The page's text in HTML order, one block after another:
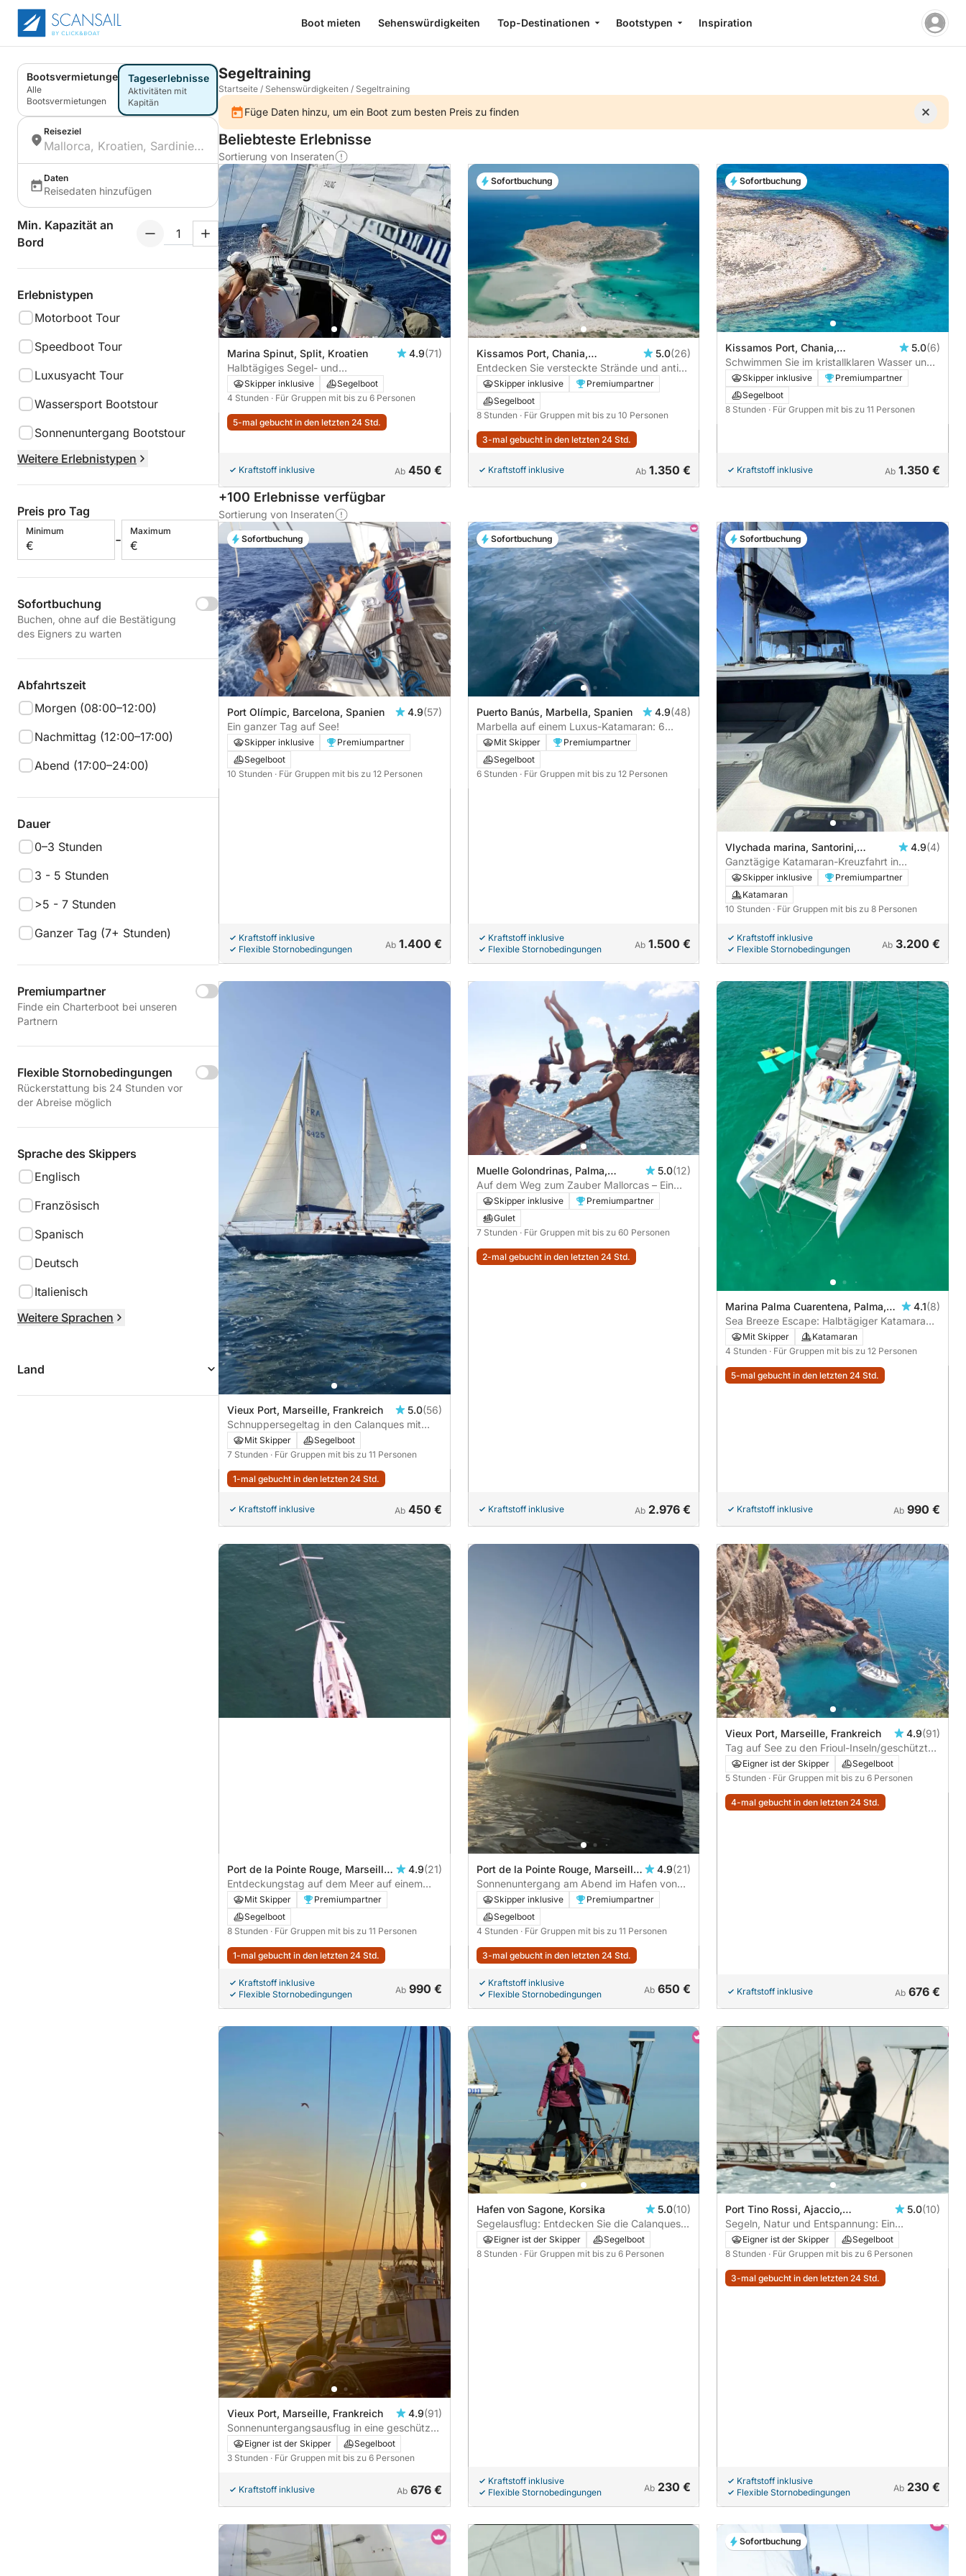
Boot mieten Sehenswürdigkeiten Top-Destinationen Bootstypen Inspiration
Bootsvermietungen
Alle
Bootsvermietungen
Tageserlebnisse
Aktivitäten mit
Kapitän
Reiseziel
Daten
Reisedaten hinzufügen
Min. Kapazität an
Bord
Erlebnistypen
Motorboot Tour
Speedboot Tour
Luxusyacht Tour
Wassersport Bootstour
Sonnenuntergang Bootstour
Weitere Erlebnistypen
Preis pro Tag
Minimum
€ -
Maximum
€
Sofortbuchung
Buchen, ohne auf die Bestätigung
des Eigners zu warten
Abfahrtszeit
Morgen (08:00–12:00)
Nachmittag (12:00–17:00)
Abend (17:00–24:00)
Dauer
0–3 Stunden
3 - 5 Stunden
>5 - 7 Stunden
Ganzer Tag (7+ Stunden)
Premiumpartner
Finde ein Charterboot bei unseren
Partnern
Flexible Stornobedingungen
Rückerstattung bis 24 Stunden vor
der Abreise möglich
Sprache des Skippers
Englisch
Französisch
Spanisch
Deutsch
Italienisch
Weitere Sprachen
Land
Segeltraining
Startseite / Sehenswürdigkeiten / Segeltraining
Füge Daten hinzu, um ein Boot zum besten Preis zu finden
Beliebteste Erlebnisse
Sortierung von Inseraten
Marina Spinut, Split, Kroatien 4.9(71)
Halbtägiges Segel- und
Schnorchelabenteuer: Čiovo, Altstadt,
Kasjuni
Skipper inklusive
Segelboot
4 Stunden · Für Gruppen mit bis zu 6 Personen
5-mal gebucht in den letzten 24 Std.
Kraftstoff inklusive Ab 450 €
Kissamos Port, Chania,
Griechenland
5.0(26)
Entdecken Sie versteckte Strände und antike
Aussichten auf einem entspannenden
Segeltörn
Skipper inklusive
Premiumpartner
Segelboot
8 Stunden · Für Gruppen mit bis zu 10 Personen
3-mal gebucht in den letzten 24 Std.
Kraftstoff inklusive Ab 1.350 €
Sofortbuchung
Kissamos Port, Chania,
Griechenland
5.0(6)
Schwimmen Sie im kristallklaren Wasser und
erkunden Sie die Schönheit von Balos und
Gramvousa
Skipper inklusive
Premiumpartner
Segelboot
8 Stunden · Für Gruppen mit bis zu 11 Personen
Kraftstoff inklusive Ab 1.350 €
Sofortbuchung
+100 Erlebnisse verfügbar
Sortierung von Inseraten
Port Olímpic, Barcelona, Spanien 4.9(57)
Ein ganzer Tag auf See!
Skipper inklusive
Premiumpartner
Segelboot
10 Stunden · Für Gruppen mit bis zu 12 Personen
Kraftstoff inklusive
Flexible Stornobedingungen
Ab 1.400 €
Sofortbuchung
Puerto Banús, Marbella, Spanien 4.9(48)
Marbella auf einem Luxus-Katamaran: 6
Stunden Natur und Landschaft
Mit Skipper
Premiumpartner
Segelboot
6 Stunden · Für Gruppen mit bis zu 12 Personen
Kraftstoff inklusive
Flexible Stornobedingungen
Ab 1.500 €
Sofortbuchung
Vlychada marina, Santorini,
Griechenland
4.9(4)
Ganztägige Katamaran-Kreuzfahrt in
Santorin – Erkunden, Schwimmen und
Speisen an Bord der Lagoon 450F
Skipper inklusive
Premiumpartner
Katamaran
10 Stunden · Für Gruppen mit bis zu 8 Personen
Kraftstoff inklusive
Flexible Stornobedingungen
Ab 3.200 €
Sofortbuchung
Vieux Port, Marseille, Frankreich 5.0(56)
Schnuppersegeltag in den Calanques mit
Badestopps.
Mit Skipper
Segelboot
7 Stunden · Für Gruppen mit bis zu 11 Personen
1-mal gebucht in den letzten 24 Std.
Kraftstoff inklusive Ab 450 €
Muelle Golondrinas, Palma,
Spanien
5.0(12)
Auf dem Weg zum Zauber Mallorcas – Ein
Tag an Bord der Rafael Verdera
Skipper inklusive
Premiumpartner
Gulet
7 Stunden · Für Gruppen mit bis zu 60 Personen
2-mal gebucht in den letzten 24 Std.
Kraftstoff inklusive Ab 2.976 €
Marina Palma Cuarentena, Palma,
Spanien
4.1(8)
Sea Breeze Escape: Halbtägiger Katamaran-
Charter in Palma de Mallorca
Mit Skipper
Katamaran
4 Stunden · Für Gruppen mit bis zu 12 Personen
5-mal gebucht in den letzten 24 Std.
Kraftstoff inklusive Ab 990 €
Port de la Pointe Rouge, Marseille,
Frankreich
4.9(21)
Entdeckungstag auf dem Meer auf einem
Segelboot: Calanques, Frioul oder Côte Bleue
Mit Skipper
Premiumpartner
Segelboot
8 Stunden · Für Gruppen mit bis zu 11 Personen
1-mal gebucht in den letzten 24 Std.
Kraftstoff inklusive
Flexible Stornobedingungen
Ab 990 €
Port de la Pointe Rouge, Marseille,
Frankreich
4.9(21)
Sonnenuntergang am Abend im Hafen von
Marseille
Skipper inklusive
Premiumpartner
Segelboot
4 Stunden · Für Gruppen mit bis zu 11 Personen
3-mal gebucht in den letzten 24 Std.
Kraftstoff inklusive
Flexible Stornobedingungen
Ab 650 €
Vieux Port, Marseille, Frankreich 4.9(91)
Tag auf See zu den Frioul-Inseln/geschützten
Buchten (alles inklusive). Abfahrtszeit Ihrer
Wahl
Eigner ist der Skipper
Segelboot
5 Stunden · Für Gruppen mit bis zu 6 Personen
4-mal gebucht in den letzten 24 Std.
Kraftstoff inklusive Ab 676 €
Vieux Port, Marseille, Frankreich 4.9(91)
Sonnenuntergangsausflug in eine geschützte
BuchtEigner ist der Skipper
Segelboot
3 Stunden · Für Gruppen mit bis zu 6 Personen
Kraftstoff inklusive Ab 676 €
Hafen von Sagone, Korsika 5.0(10)
Segelausflug: Entdecken Sie die Calanques
von Piana und Girolata
Eigner ist der Skipper
Segelboot
8 Stunden · Für Gruppen mit bis zu 6 Personen
Kraftstoff inklusive
Flexible Stornobedingungen
Ab 230 €
Port Tino Rossi, Ajaccio,
Frankreich
5.0(10)
Segeln, Natur und Entspannung: Ein
unvergesslicher Tag rund um Ajaccio
Eigner ist der Skipper
Segelboot
8 Stunden · Für Gruppen mit bis zu 6 Personen
3-mal gebucht in den letzten 24 Std.
Kraftstoff inklusive
Flexible Stornobedingungen
Ab 230 €
Sofortbuchung